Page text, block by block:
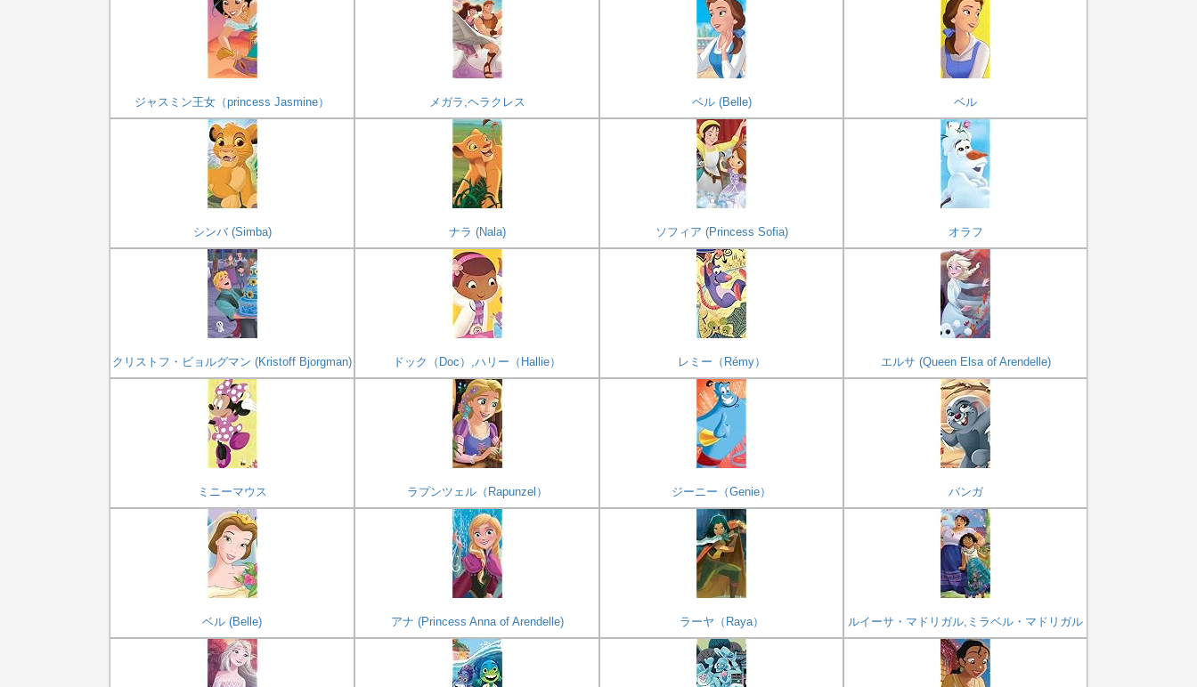
ジャスミン王女（princess Jasmine） メガラ,ヘラクレス ベル (Belle) ベル
シンバ (Simba) ナラ (Nala) ソフィア (Princess Sofia) オラフ
クリストフ・ビョルグマン (Kristoff Bjorgman) ドック（Doc）,ハリー（Hallie） レミー（Rémy） エルサ (Queen Elsa of Arendelle)
ミニーマウス ラプンツェル（Rapunzel） ジーニー（Genie） バンガ
ベル (Belle) アナ (Princess Anna of Arendelle) ラーヤ（Raya） ルイーサ・マドリガル,ミラベル・マドリガル